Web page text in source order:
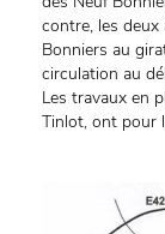
contre, les
Bonniers au
circulation au
Les travaux en
Tinlot, ont pour